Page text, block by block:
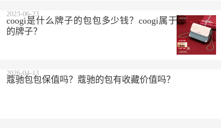
coogi是什么牌子的包包多少钱？coogi属于什么档次
的牌子？
2023-06-23
蔻驰包包保值吗？蔻驰的包有收藏价值吗？
2026-04-13